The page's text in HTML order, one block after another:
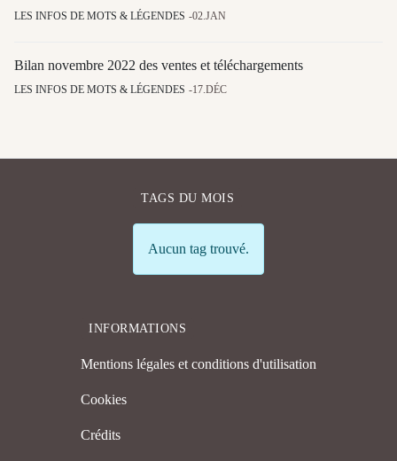
LES INFOS DE MOTS & LÉGENDES 02.JAN
Bilan novembre 2022 des ventes et téléchargements
LES INFOS DE MOTS & LÉGENDES 17.DÉC
TAGS DU MOIS
Info
Aucun tag trouvé.
INFORMATIONS
Mentions légales et conditions d'utilisation
Cookies
Crédits